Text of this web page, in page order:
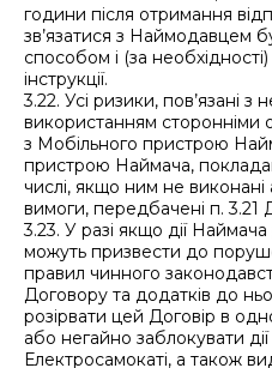
години після отримання
зв’язатися з Наймодавцем
способом і (за необхідності)
інструкції.
3.22. Усі ризики, пов’язані з
використанням сторонніми
з Мобільного пристрою
пристрою Наймача,
числі, якщо ним не
вимоги, передбачені п. 3.21
3.23. У разі якщо дії
можуть призвести до
правил чинного
Договору та додатків до
розірвати цей Договір в
або негайно заблокувати
Електросамокаті, а також